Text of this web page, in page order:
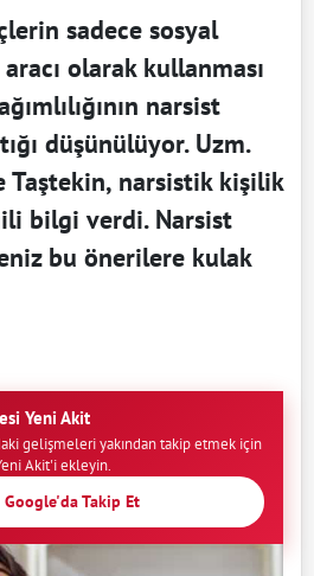
sadece sosyal
olarak kullanması
narsist
düşünülüyor. Uzm.
Taştekin, narsistik kişilik
bilgi verdi. Narsist
bu önerilere kulak
Yeni Akit
gelişmeleri yakından takip etmek için
Akit'i ekleyin.
Google'da Takip Et